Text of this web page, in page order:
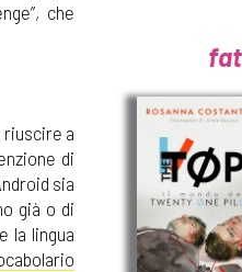
che
riuscire a
di
sia
già o di
la lingua